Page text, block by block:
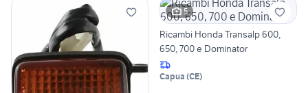
5
Ricambi Honda Transalp 600,
650, 700 e Dominator
Capua (CE)